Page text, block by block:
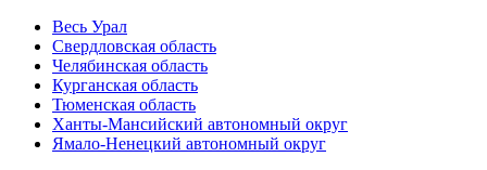
Весь Урал
Свердловская область
Челябинская область
Курганская область
Тюменская область
Ханты-Мансийский автономный округ
Ямало-Ненецкий автономный округ